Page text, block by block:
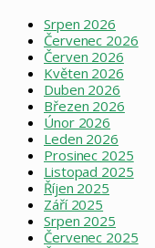
Srpen 2026
Červenec 2026
Červen 2026
Květen 2026
Duben 2026
Březen 2026
Únor 2026
Leden 2026
Prosinec 2025
Listopad 2025
Říjen 2025
Září 2025
Srpen 2025
Červenec 2025